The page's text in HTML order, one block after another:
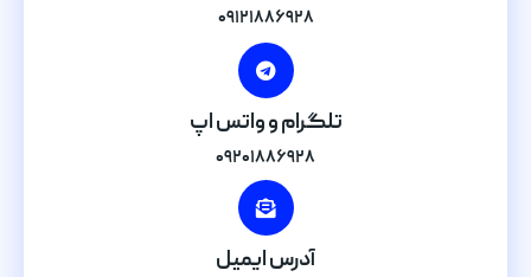
۰۹۱۲۱۸۸۶۹۲۸
تلگرام و واتس اپ
۰۹۲۰۱۸۸۶۹۲۸
آدرس ایمیل